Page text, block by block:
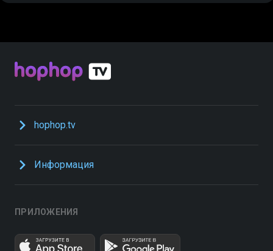
hophop.tv
Информация
ПРИЛОЖЕНИЯ